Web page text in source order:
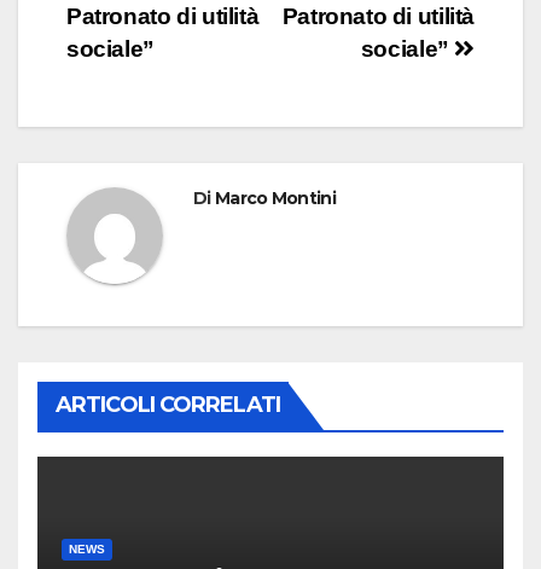
Patronato di utilità
sociale”
Patronato di utilità
sociale”
Di Marco Montini
ARTICOLI CORRELATI
NEWS